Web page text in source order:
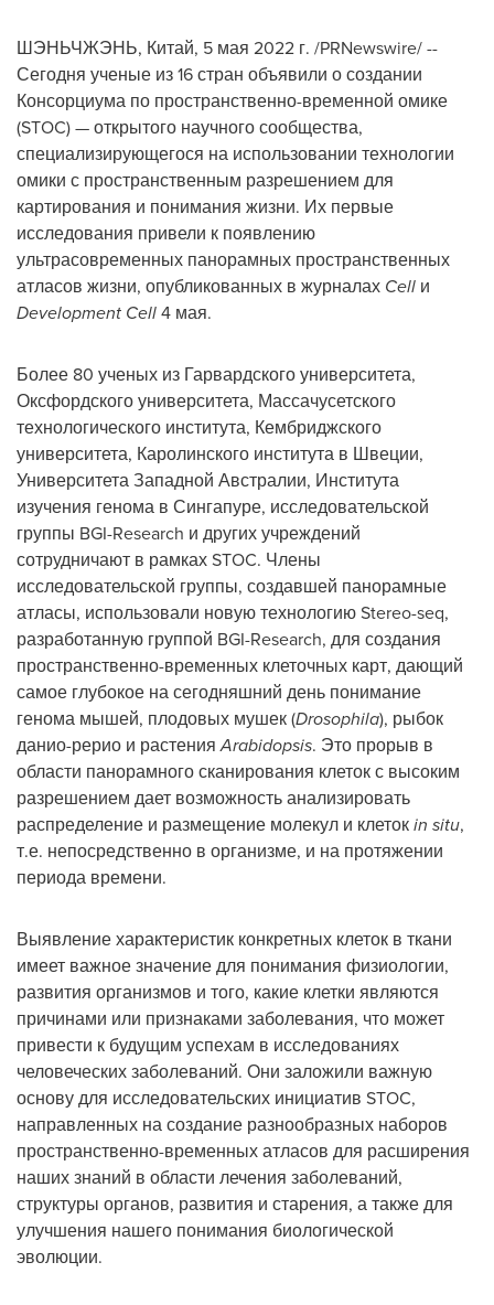
ШЭНЬЧЖЭНЬ, Китай, 5 мая 2022 г. /PRNewswire/ --
Сегодня ученые из 16 стран объявили о создании
Консорциума по пространственно-временной омике
(STOC) — открытого научного сообщества,
специализирующегося на использовании технологии
омики с пространственным разрешением для
картирования и понимания жизни. Их первые
исследования привели к появлению
ультрасовременных панорамных пространственных
атласов жизни, опубликованных в журналах Cell и
Development Cell4 мая.
Более 80 ученых из Гарвардского университета,
Оксфордского университета, Массачусетского
технологического института, Кембриджского
университета, Каролинского института в Швеции,
Университета Западной Австралии, Института
изучения генома в Сингапуре, исследовательской
группы BGI-Research и других учреждений
сотрудничают в рамках STOC. Члены
исследовательской группы, создавшей панорамные
атласы, использовали новую технологию Stereo-seq,
разработанную группой BGI-Research, для создания
пространственно-временных клеточных карт, дающий
самое глубокое на сегодняшний день понимание
генома мышей, плодовых мушек (Drosophila), рыбок
данио-рерио и растенияArabidopsis. Это прорыв в
области панорамного сканирования клеток с высоким
разрешением дает возможность анализировать
распределение и размещение молекул и клетокin situ,
т.е. непосредственно в организме, и на протяжении
периода времени.
Выявление характеристик конкретных клеток в ткани
имеет важное значение для понимания физиологии,
развития организмов и того, какие клетки являются
причинами или признаками заболевания, что может
привести к будущим успехам в исследованиях
человеческих заболеваний. Они заложили важную
основу для исследовательских инициатив STOC,
направленных на создание разнообразных наборов
пространственно-временных атласов для расширения
наших знаний в области лечения заболеваний,
структуры органов, развития и старения, а также для
улучшения нашего понимания биологической
эволюции.